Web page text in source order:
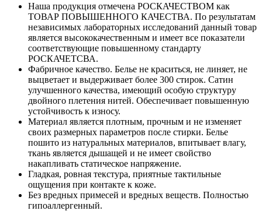
Наша продукция отмечена РОСКАЧЕСТВОМ как
ТОВАР ПОВЫШЕННОГО КАЧЕСТВА. По результатам
независимых лабораторных исследований данный товар
является высококачественным и имеет все показатели
соответствующие повышенному стандарту
РОСКАЧЕТСВА.
Фабричное качество. Белье не краситься, не линяет, не
выцветает и выдерживает более 300 стирок. Сатин
улучшенного качества, имеющий особую структуру
двойного плетения нитей. Обеспечивает повышенную
устойчивость к износу.
Материал является плотным, прочным и не изменяет
своих размерных параметров после стирки. Белье
пошито из натуральных материалов, впитывает влагу,
ткань является дышащей и не имеет свойство
накапливать статическое напряжение.
Гладкая, ровная текстура, приятные тактильные
ощущения при контакте к коже.
Без вредных примесей и вредных веществ. Полностью
гипоаллергенный.